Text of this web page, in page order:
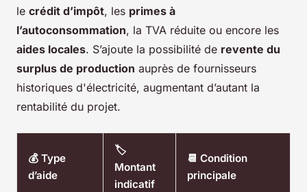
le crédit d’impôt, les primes à
l’autoconsommation, la TVA réduite ou encore les
aides locales. S’ajoute la possibilité de revente du
surplus de production auprès de fournisseurs
historiques d'électricité, augmentant d’autant la
rentabilité du projet.
💰 Type
d’aide
🏷️
Montant
indicatif
📆 Condition
principale